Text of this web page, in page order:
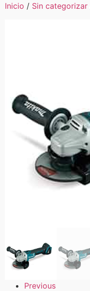
Inicio / Sin categorizar
Previous